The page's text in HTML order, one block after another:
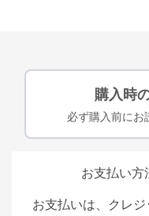
購入時
必ず購入前にお
お支払い方
お支払いは、クレ